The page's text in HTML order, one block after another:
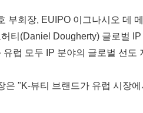
부회장, EUIPO 이그나시오 데
티(Daniel Dougherty) 글로벌
럽 모두 IP 분야의 글로벌 선
은 "K-뷰티 브랜드가 유럽 시장